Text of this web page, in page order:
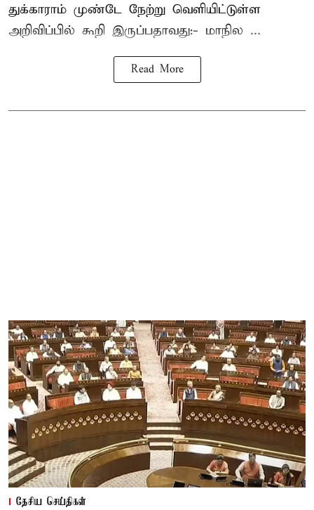
துக்காராம் முண்டே நேற்று வெளியிட்டுள்ள
அறிவிப்பில் கூறி இருப்பதாவது:- மாநில ...
Read More
தேசிய செய்திகள்